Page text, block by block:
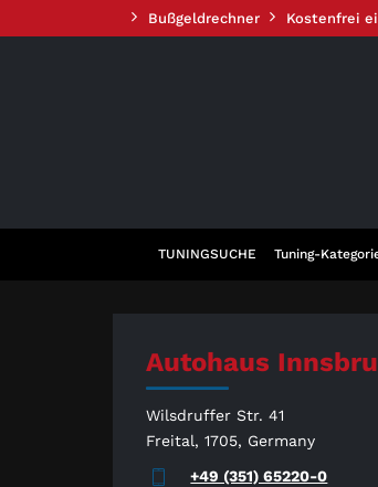
Inhalt
Bußgeldrechner Kostenfrei
TUNINGSUCHE Tuning-
Autohaus
Wilsdruffer Str. 41
Freital, 1705, Germany
+49 (351) 65220-0